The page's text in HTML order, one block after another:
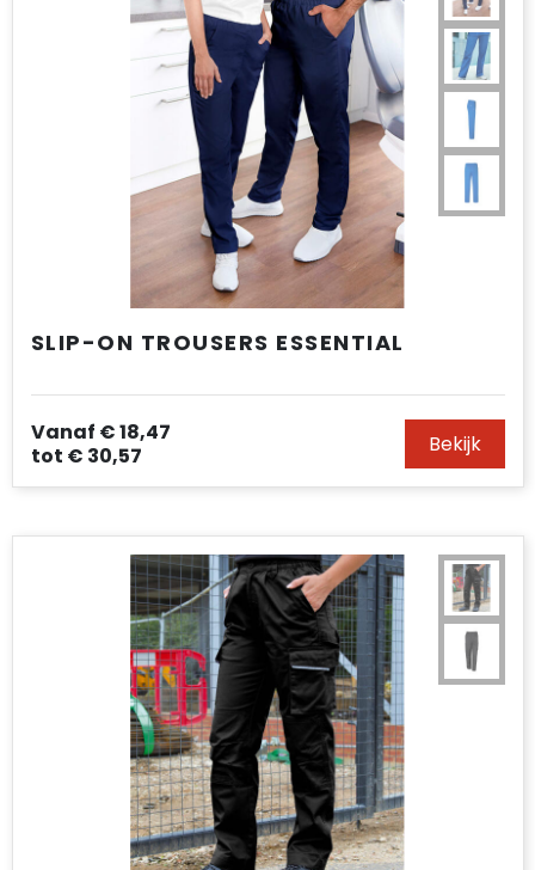
SLIP-ON TROUSERS ESSENTIAL
Vanaf € 18,47
tot € 30,57 Bekijk